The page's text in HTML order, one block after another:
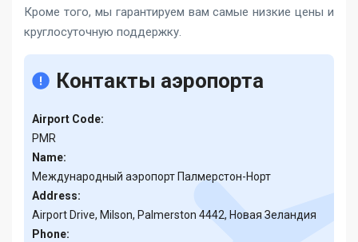
Кроме того, мы гарантируем вам самые низкие цены и
круглосуточную поддержку.
Контакты аэропорта
Airport Code:
PMR
Name:
Международный аэропорт Палмерстон-Норт
Address:
Airport Drive, Milson, Palmerston 4442, Новая Зеландия
Phone: